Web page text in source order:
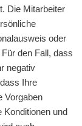
Die Mitarbeiter
oder
den Fall, dass
negativ
Ihre
Vorgaben
Konditionen und